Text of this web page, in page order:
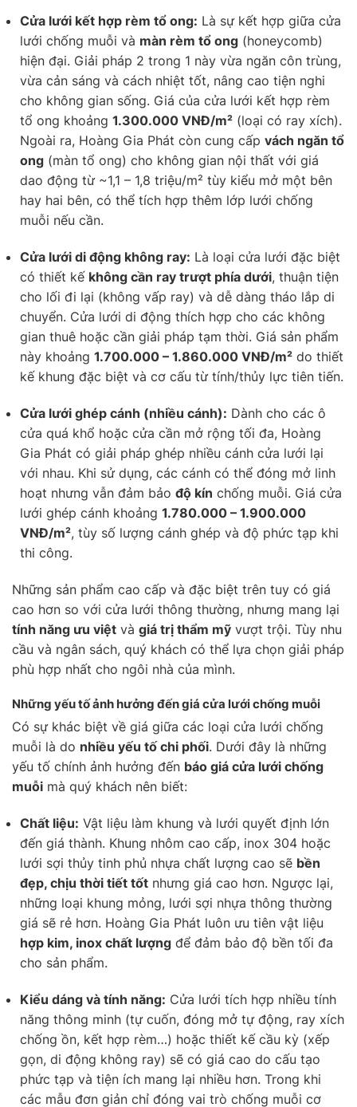
Cửa lưới kết hợp rèm tổ ong: Là sự kết hợp giữa cửa
lưới chống muỗi và màn rèm tổ ong (honeycomb)
hiện đại. Giải pháp 2 trong 1 này vừa ngăn côn trùng,
vừa cản sáng và cách nhiệt tốt, nâng cao tiện nghi
cho không gian sống. Giá của cửa lưới kết hợp rèm
tổ ong khoảng 1.300.000 VNĐ/m² (loại có ray xích).
Ngoài ra, Hoàng Gia Phát còn cung cấp vách ngăn tổ
ong (màn tổ ong) cho không gian nội thất với giá
dao động từ ~1,1 – 1,8 triệu/m² tùy kiểu mở một bên
hay hai bên, có thể tích hợp thêm lớp lưới chống
muỗi nếu cần.
Cửa lưới di động không ray: Là loại cửa lưới đặc biệt
có thiết kế không cần ray trượt phía dưới, thuận tiện
cho lối đi lại (không vấp ray) và dễ dàng tháo lắp di
chuyển. Cửa lưới di động thích hợp cho các không
gian thuê hoặc cần giải pháp tạm thời. Giá sản phẩm
này khoảng 1.700.000 – 1.860.000 VNĐ/m² do thiết
kế khung đặc biệt và cơ cấu từ tính/thủy lực tiên tiến.
Cửa lưới ghép cánh (nhiều cánh): Dành cho các ô
cửa quá khổ hoặc cửa cần mở rộng tối đa, Hoàng
Gia Phát có giải pháp ghép nhiều cánh cửa lưới lại
với nhau. Khi sử dụng, các cánh có thể đóng mở linh
hoạt nhưng vẫn đảm bảo độ kín chống muỗi. Giá cửa
lưới ghép cánh khoảng 1.780.000 – 1.900.000
VNĐ/m², tùy số lượng cánh ghép và độ phức tạp khi
thi công.
Những sản phẩm cao cấp và đặc biệt trên tuy có giá
cao hơn so với cửa lưới thông thường, nhưng mang lại
tính năng ưu việt và giá trị thẩm mỹ vượt trội. Tùy nhu
cầu và ngân sách, quý khách có thể lựa chọn giải pháp
phù hợp nhất cho ngôi nhà của mình.
Những yếu tố ảnh hưởng đến giá cửa lưới chống muỗi
Có sự khác biệt về giá giữa các loại cửa lưới chống
muỗi là do nhiều yếu tố chi phối. Dưới đây là những
yếu tố chính ảnh hưởng đến báo giá cửa lưới chống
muỗi mà quý khách nên biết:
Chất liệu: Vật liệu làm khung và lưới quyết định lớn
đến giá thành. Khung nhôm cao cấp, inox 304 hoặc
lưới sợi thủy tinh phủ nhựa chất lượng cao sẽ bền
đẹp, chịu thời tiết tốt nhưng giá cao hơn. Ngược lại,
những loại khung mỏng, lưới sợi nhựa thông thường
giá sẽ rẻ hơn. Hoàng Gia Phát luôn ưu tiên vật liệu
hợp kim, inox chất lượng để đảm bảo độ bền tối đa
cho sản phẩm.
Kiểu dáng và tính năng: Cửa lưới tích hợp nhiều tính
năng thông minh (tự cuốn, đóng mở tự động, ray xích
chống ồn, kết hợp rèm…) hoặc thiết kế cầu kỳ (xếp
gọn, di động không ray) sẽ có giá cao do cấu tạo
phức tạp và tiện ích mang lại nhiều hơn. Trong khi
các mẫu đơn giản chỉ đóng vai trò chống muỗi cơ